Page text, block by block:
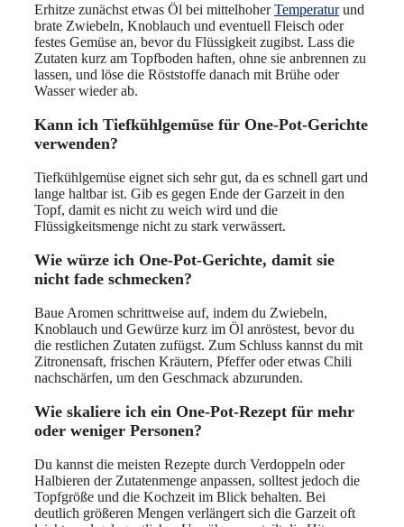
Erhitze zunächst etwas Öl bei mittelhoherTemperaturund
brate Zwiebeln, Knoblauch und eventuell Fleisch oder
festes Gemüse an, bevor du Flüssigkeit zugibst. Lass die
Zutaten kurz am Topfboden haften, ohne sie anbrennen zu
lassen, und löse die Röststoffe danach mit Brühe oder
Wasser wieder ab.
Kann ich Tiefkühlgemüse für One-Pot-Gerichte
verwenden?
Tiefkühlgemüse eignet sich sehr gut, da es schnell gart und
lange haltbar ist. Gib es gegen Ende der Garzeit in den
Topf, damit es nicht zu weich wird und die
Flüssigkeitsmenge nicht zu stark verwässert.
Wie würze ich One-Pot-Gerichte, damit sie
nicht fade schmecken?
Baue Aromen schrittweise auf, indem du Zwiebeln,
Knoblauch und Gewürze kurz im Öl anröstest, bevor du
die restlichen Zutaten zufügst. Zum Schluss kannst du mit
Zitronensaft, frischen Kräutern, Pfeffer oder etwas Chili
nachschärfen, um den Geschmack abzurunden.
Wie skaliere ich ein One-Pot-Rezept für mehr
oder weniger Personen?
Du kannst die meisten Rezepte durch Verdoppeln oder
Halbieren der Zutatenmenge anpassen, solltest jedoch die
Topfgröße und die Kochzeit im Blick behalten. Bei
deutlich größeren Mengen verlängert sich die Garzeit oft